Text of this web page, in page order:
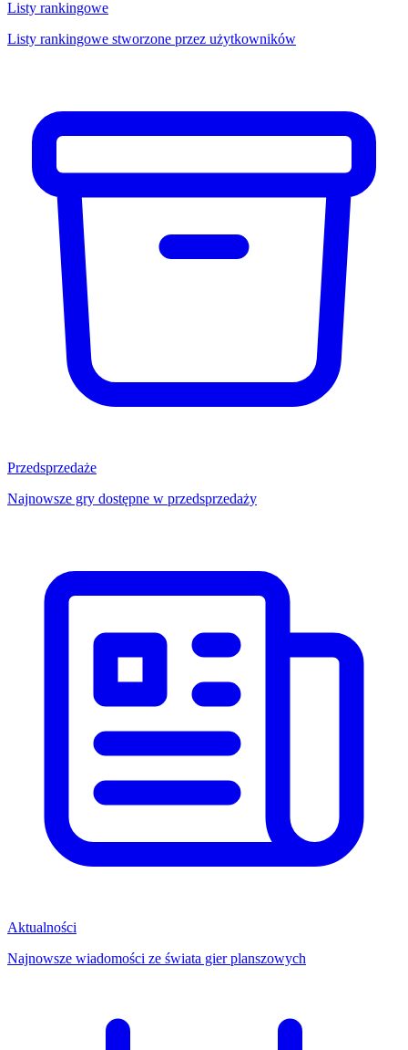
Listy rankingowe
Listy rankingowe stworzone przez użytkowników
Przedsprzedaże
Najnowsze gry dostępne w przedsprzedaży
Aktualności
Najnowsze wiadomości ze świata gier planszowych